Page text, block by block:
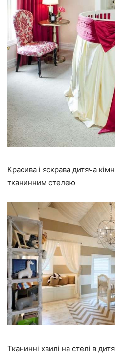
Красива і яскрава дитяча
тканинним стелею
Тканинні хвилі на стелі в